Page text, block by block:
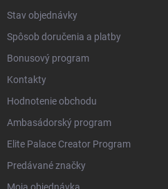
Stav objednávky
Spôsob doručenia a platby
Bonusový program
Kontakty
Hodnotenie obchodu
Ambasádorský program
Elite Palace Creator Program
Predávané značky